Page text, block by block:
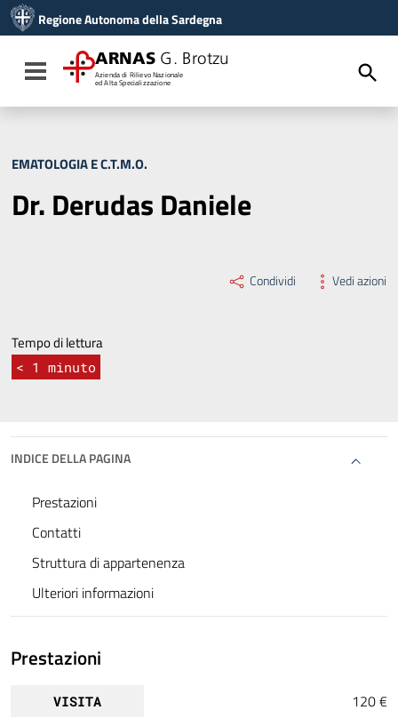
Vai al menu di navigazione
Vai al footer
Regione Autonoma della Sardegna
Toggle navigation
ARNAS G. Brotzu
Azienda di Rilievo Nazionale
ed Alta Specializzazione
EMATOLOGIA E C.T.M.O.
Dr. Derudas Daniele
Condividi Vedi azioni
Tempo di lettura
< 1 minuto
INDICE DELLA PAGINA
Prestazioni
Contatti
Struttura di appartenenza
Ulteriori informazioni
Prestazioni
VISITA 120 €